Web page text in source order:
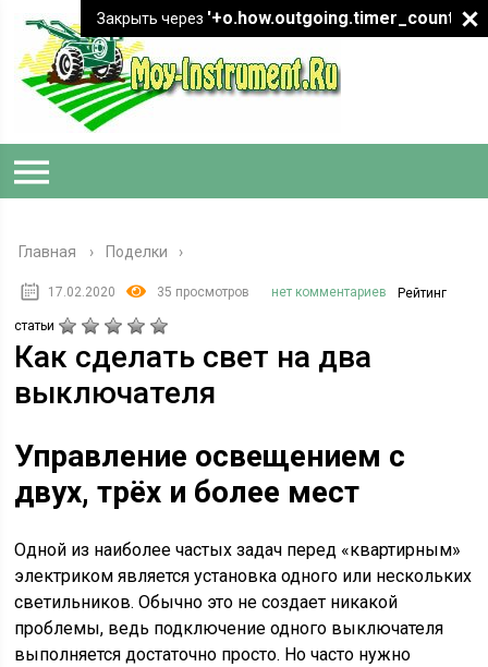
Главная › Поделки
17.02.2020 35 просмотров нет комментариев Рейтинг
статьи
Как сделать свет на два
выключателя
Управление освещением с
двух, трёх и более мест
Одной из наиболее частых задач перед «квартирным»
электриком является установка одного или нескольких
светильников. Обычно это не создает никакой
проблемы, ведь подключение одного выключателя
выполняется достаточно просто. Но часто нужно
Закрыть через '+o.how.outgoing.timer_count+"